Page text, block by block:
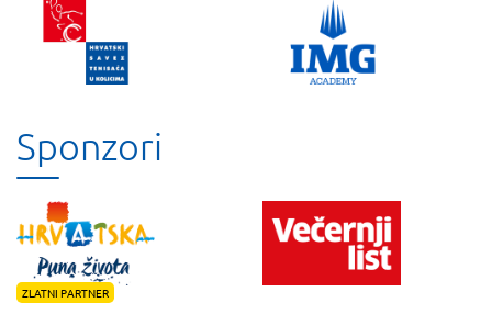
Sponzori
ZLATNI PARTNER